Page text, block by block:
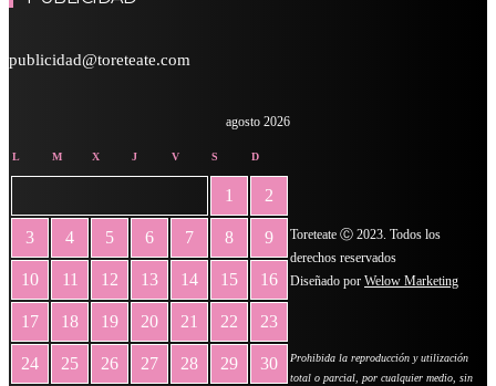
publicidad@toreteate.com
agosto 2026
L M X J V S D
1 2
3 4 5 6 7 8 9
10 11 12 13 14 15 16
17 18 19 20 21 22 23
24 25 26 27 28 29 30
Toreteate Ⓒ 2023. Todos los
derechos reservados
Diseñado por Welow Marketing
Prohibida la reproducción y utilización
total o parcial, por cualquier medio, sin